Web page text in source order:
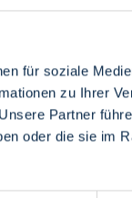
für soziale
zu Ihrer
Partner
oder die sie im